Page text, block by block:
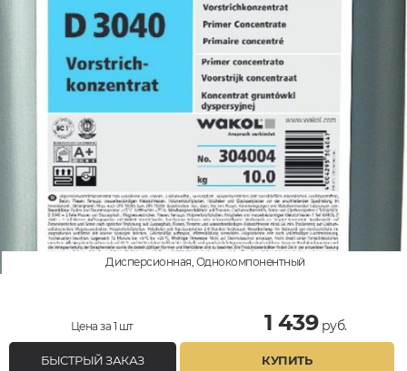
Дисперсионная, Однокомпонентный
Цена за 1 шт 1 439руб.
БЫСТРЫЙ ЗАКАЗ КУПИТЬ